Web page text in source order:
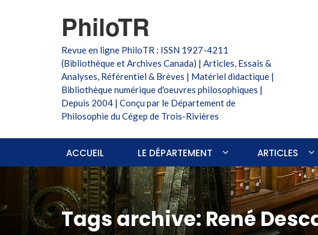
PhiloTR
Revue en ligne PhiloTR : ISSN 1927-4211
(Bibliothèque et Archives Canada) | Articles, Essais &
Analyses, Référentiel & Brèves | Matériel didactique |
Bibliothèque numérique d'oeuvres philosophiques |
Depuis 2004 | Conçu par le Département de
Philosophie du Cégep de Trois-Rivières
ACCUEIL LE DÉPARTEMENT ARTICLES
Tags archive: René